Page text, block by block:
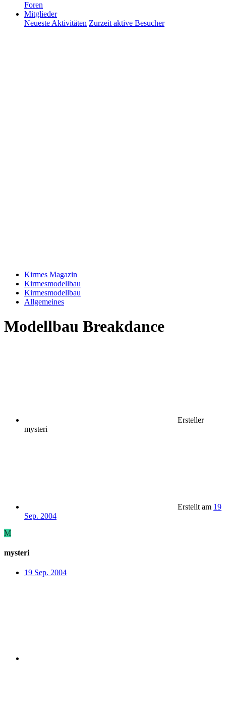
Foren
Mitglieder
Neueste Aktivitäten Zurzeit aktive Besucher
Kirmes Magazin
Kirmesmodellbau
Kirmesmodellbau
Allgemeines
Modellbau Breakdance
Ersteller
mysteri
Erstellt am 19
Sep. 2004
M
mysteri
19 Sep. 2004